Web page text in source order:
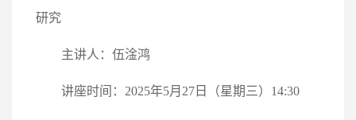
研究
主讲人：伍淦鸿
讲座时间：2025年5月27日（星期三）14:30